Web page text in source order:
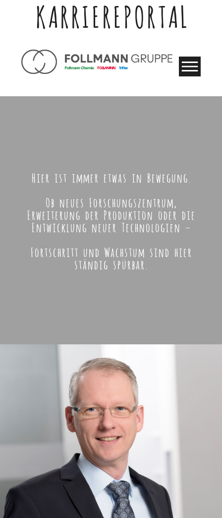
KARRIEREPORTAL
Hier ist immer etwas in Bewegung.
Ob neues Forschungszentrum,
Erweiterung der Produktion oder die
Entwicklung neuer Technologien –
Fortschritt und Wachstum sind hier
ständig spürbar.